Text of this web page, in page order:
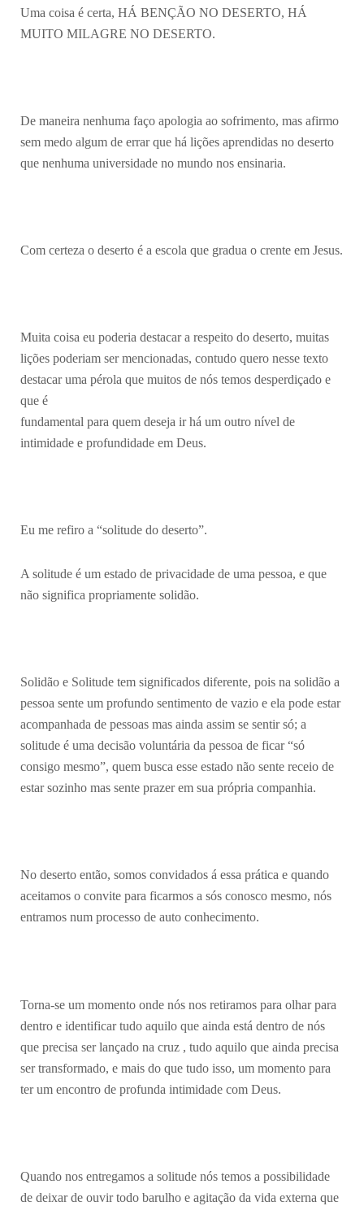
Uma coisa é certa, HÁ BENÇÃO NO DESERTO, HÁ
MUITO MILAGRE NO DESERTO.
De maneira nenhuma faço apologia ao sofrimento, mas afirmo
sem medo algum de errar que há lições aprendidas no deserto
que nenhuma universidade no mundo nos ensinaria.
Com certeza o deserto é a escola que gradua o crente em Jesus.
Muita coisa eu poderia destacar a respeito do deserto, muitas
lições poderiam ser mencionadas, contudo quero nesse texto
destacar uma pérola que muitos de nós temos desperdiçado e
que é
fundamental para quem deseja ir há um outro nível de
intimidade e profundidade em Deus.
Eu me refiro a “solitude do deserto”.
A solitude é um estado de privacidade de uma pessoa, e que
não significa propriamente solidão.
Solidão e Solitude tem significados diferente, pois na solidão a
pessoa sente um profundo sentimento de vazio e ela pode estar
acompanhada de pessoas mas ainda assim se sentir só; a
solitude é uma decisão voluntária da pessoa de ficar “só
consigo mesmo”, quem busca esse estado não sente receio de
estar sozinho mas sente prazer em sua própria companhia.
No deserto então, somos convidados á essa prática e quando
aceitamos o convite para ficarmos a sós conosco mesmo, nós
entramos num processo de auto conhecimento.
Torna-se um momento onde nós nos retiramos para olhar para
dentro e identificar tudo aquilo que ainda está dentro de nós
que precisa ser lançado na cruz , tudo aquilo que ainda precisa
ser transformado, e mais do que tudo isso, um momento para
ter um encontro de profunda intimidade com Deus.
Quando nos entregamos a solitude nós temos a possibilidade
de deixar de ouvir todo barulho e agitação da vida externa que